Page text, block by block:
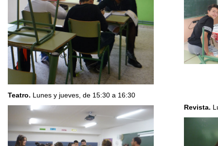
Teatro. Lunes y jueves, de 15:30 a 16:30
Revista.